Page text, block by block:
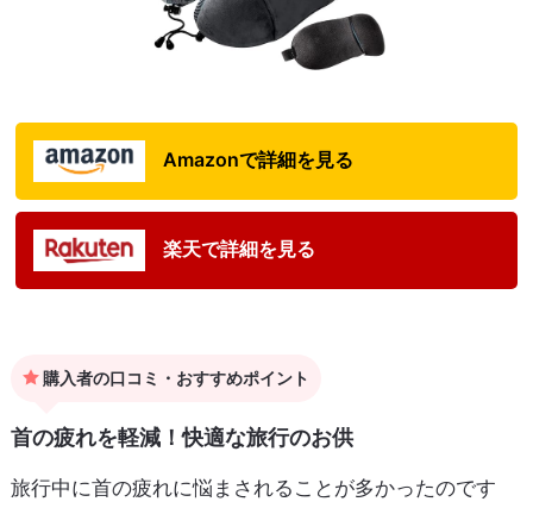
Amazonで詳細を見る
楽天で詳細を見る
購入者の口コミ・おすすめポイント
首の疲れを軽減！快適な旅行のお供
旅行中に首の疲れに悩まされることが多かったのです